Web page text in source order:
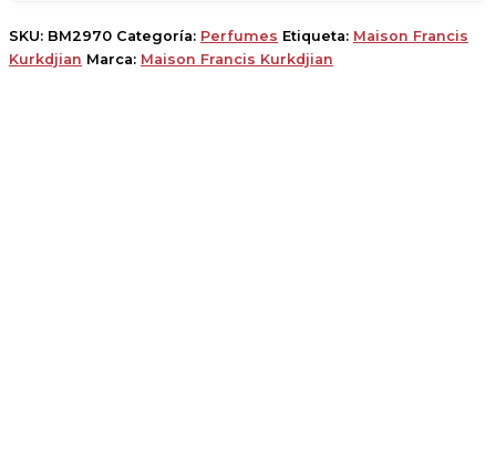
SKU: BM2970 Categoría: Perfumes Etiqueta: Maison Francis
Kurkdjian Marca: Maison Francis Kurkdjian